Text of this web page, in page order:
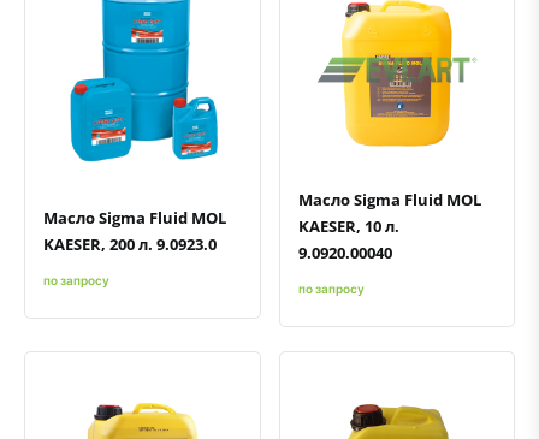
Быстрый просмотрДобавить к сравнению
Добавить в избранное
Масло Sigma Fluid MOL
KAESER, 200 л. 9.0923.0
по запросу
Быстрый просмотрДобавить к сравнению
Масло Sigma Fluid MOL
KAESER, 10 л.
9.0920.00040
по запросу